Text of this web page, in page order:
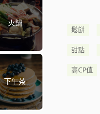
火鍋
下午茶
鬆餅
甜點
高CP值